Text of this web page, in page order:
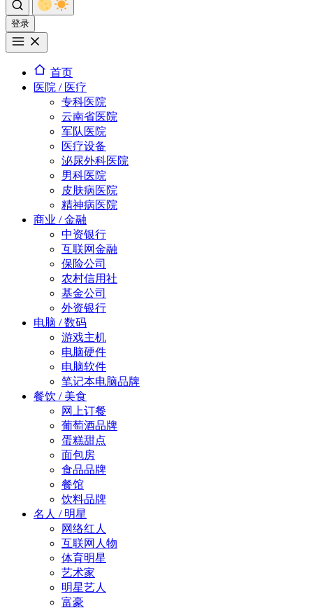
登录
首页
医院 / 医疗
专科医院
云南省医院
军队医院
医疗设备
泌尿外科医院
男科医院
皮肤病医院
精神病医院
商业 / 金融
中资银行
互联网金融
保险公司
农村信用社
基金公司
外资银行
电脑 / 数码
游戏主机
电脑硬件
电脑软件
笔记本电脑品牌
餐饮 / 美食
网上订餐
葡萄酒品牌
蛋糕甜点
面包房
食品品牌
餐馆
饮料品牌
名人 / 明星
网络红人
互联网人物
体育明星
艺术家
明星艺人
富豪